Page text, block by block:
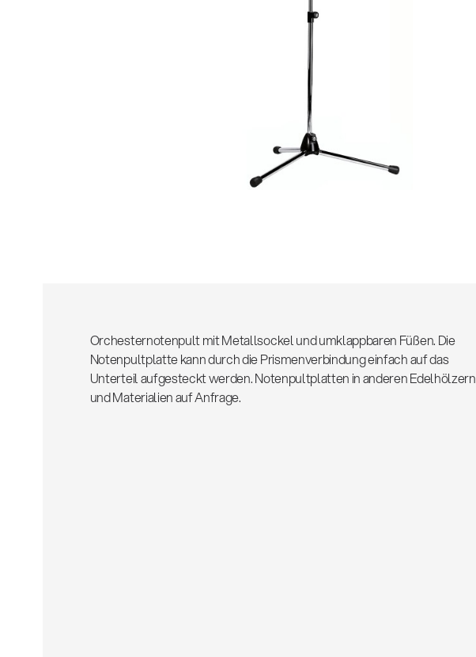
Orchesternotenpult mit Metallsockel und umklappbaren Füßen. Die
Notenpultplatte kann durch die Prismenverbindung einfach auf das
Unterteil aufgesteckt werden. Notenpultplatten in anderen Edelhölzern
und Materialien auf Anfrage.